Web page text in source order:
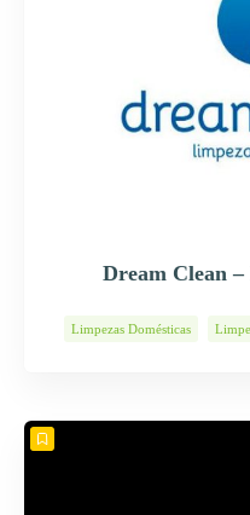
Dream Clean
Limpezas Domésticas